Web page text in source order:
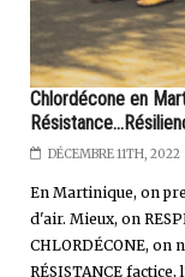
Chlordécone en
DÉCEMBRE 11TH, 2022
En Martinique, on
d'air. Mieux, on
CHLORDÉCONE, on
RÉSISTANCE